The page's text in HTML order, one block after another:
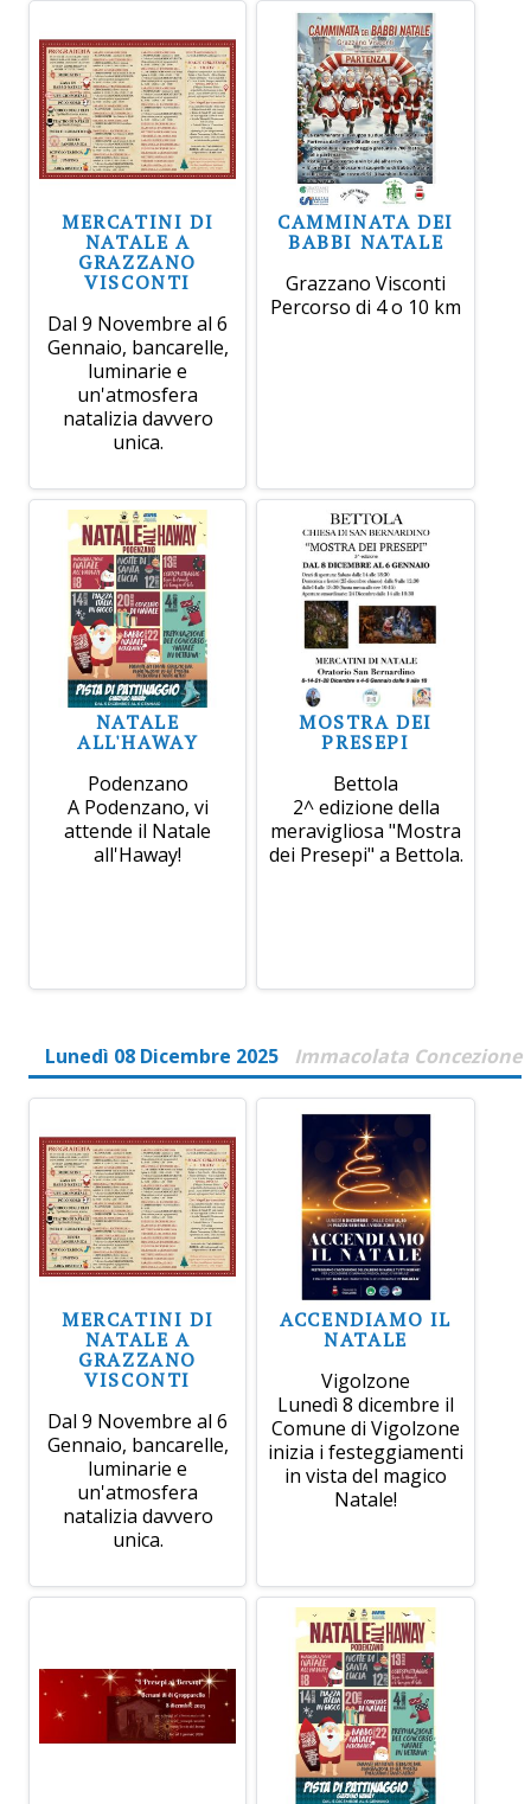
MERCATINI DI
NATALE A
GRAZZANO
VISCONTI
Dal 9 Novembre al 6
Gennaio, bancarelle,
luminarie e
un'atmosfera
natalizia davvero
unica.
CAMMINATA DEI
BABBI NATALE
Grazzano Visconti
Percorso di 4 o 10 km
NATALE
ALL'HAWAY
Podenzano
A Podenzano, vi
attende il Natale
all'Haway!
MOSTRA DEI
PRESEPI
Bettola
2^ edizione della
meravigliosa "Mostra
dei Presepi" a Bettola.
Lunedì 08 Dicembre 2025 Immacolata Concezione
MERCATINI DI
NATALE A
GRAZZANO
VISCONTI
Dal 9 Novembre al 6
Gennaio, bancarelle,
luminarie e
un'atmosfera
natalizia davvero
unica.
ACCENDIAMO IL
NATALE
Vigolzone
Lunedì 8 dicembre il
Comune di Vigolzone
inizia i festeggiamenti
in vista del magico
Natale!